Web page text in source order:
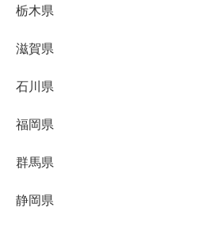
栃木県
滋賀県
石川県
福岡県
群馬県
静岡県